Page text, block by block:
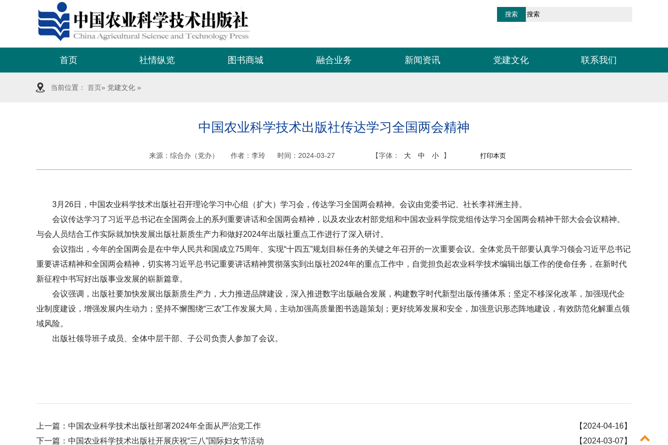
首页 社情纵览 图书商城 融合业务 新闻资讯 党建文化 联系我们
当前位置： 首页» 党建文化 »
中国农业科学技术出版社传达学习全国两会精神
来源： 综合办（党办） 作者：李玲 时间： 2024-03-27 【字体： 大 中 小 】
3月26日，中国农业科学技术出版社召开理论学习中心组（扩大）学习会，传达学习全国两会精神。会议由党委书记、社长李祥洲主持。
会议传达学习了习近平总书记在全国两会上的系列重要讲话和全国两会精神，以及农业农村部党组和中国农业科学院党组传达学习全国两会精神干部大会会议精神。
与会人员结合工作实际就加快发展出版社新质生产力和做好2024年出版社重点工作进行了深入研讨。
会议指出，今年的全国两会是在中华人民共和国成立75周年、实现“十四五”规划目标任务的关键之年召开的一次重要会议。全体党员干部要认真学习领会习近平总书记
重要讲话精神和全国两会精神，切实将习近平总书记重要讲话精神贯彻落实到出版社2024年的重点工作中，自觉担负起农业科学技术编辑出版工作的使命任务，在新时代
新征程中书写好出版事业发展的崭新篇章。
会议强调，出版社要加快发展出版新质生产力，大力推进品牌建设，深入推进数字出版融合发展，构建数字时代新型出版传播体系；坚定不移深化改革，加强现代企
业制度建设，增强发展内生动力；坚持不懈围绕“三农”工作发展大局，主动加强高质量图书选题策划；更好统筹发展和安全，加强意识形态阵地建设，有效防范化解重点领
域风险。
出版社领导班子成员、全体中层干部、子公司负责人参加了会议。
【2024-04-16】
上一篇： 中国农业科学技术出版社部署2024年全面从严治党工作
【2024-03-07】
下一篇： 中国农业科学技术出版社开展庆祝“三八”国际妇女节活动